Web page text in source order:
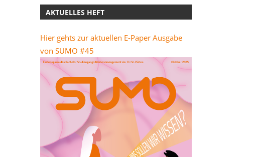
AKTUELLES HEFT
Hier gehts zur aktuellen E-Paper Ausgabe
von SUMO #45